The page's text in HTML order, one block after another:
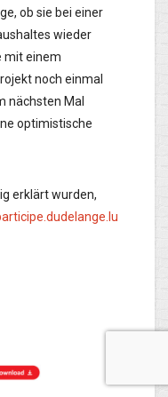
ob sie bei einer
wieder
mit einem
noch einmal
nächsten Mal
optimistische
erklärt wurden,